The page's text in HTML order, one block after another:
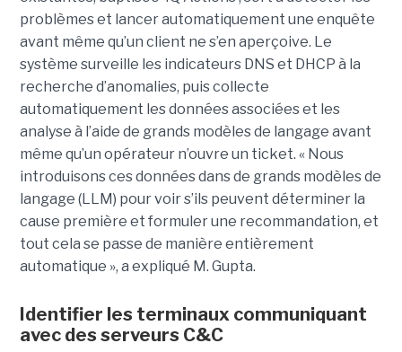
problèmes et lancer automatiquement une enquête
avant même qu’un client ne s’en aperçoive. Le
système surveille les indicateurs DNS et DHCP à la
recherche d’anomalies, puis collecte
automatiquement les données associées et les
analyse à l’aide de grands modèles de langage avant
même qu’un opérateur n’ouvre un ticket. « Nous
introduisons ces données dans de grands modèles de
langage (LLM) pour voir s’ils peuvent déterminer la
cause première et formuler une recommandation, et
tout cela se passe de manière entièrement
automatique », a expliqué M. Gupta.
Identifier les terminaux communiquant
avec des serveurs C&C